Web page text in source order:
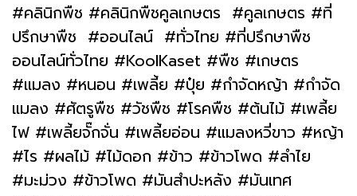
#คลินิกพืช #คลินิกพืชคูลเกษตร #คูลเกษตร #ที่
ปรึกษาพืช #ออนไลน์ #ทั่วไทย #ที่ปรึกษาพืช
ออนไลน์ทั่วไทย #KoolKaset #พืช #เกษตร
#แมลง #หนอน #เพลี้ย #ปุ๋ย #กำจัดหญ้า #กำจัด
แมลง #ศัตรูพืช #วัชพืช #โรคพืช #ต้นไม้ #เพลี้ย
ไฟ #เพลี้ยจั๊กจั่น #เพลี้ยอ่อน #แมลงหวี่ขาว #หญ้า
#ไร #ผลไม้ #ไม้ดอก #ข้าว #ข้าวโพด #ลำไย
#มะม่วง #ข้าวโพด #มันสำปะหลัง #มันเทศ